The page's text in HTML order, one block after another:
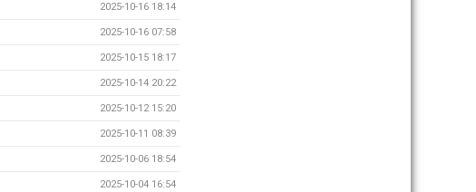
2025-10-16 18:14
2025-10-16 07:58
2025-10-15 18:17
2025-10-14 20:22
2025-10-12 15:20
2025-10-11 08:39
2025-10-06 18:54
2025-10-04 16:54